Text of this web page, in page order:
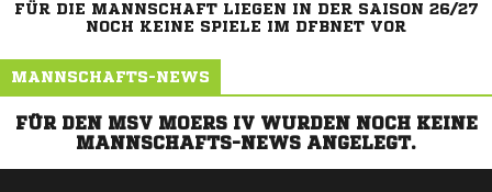
FÜR DIE MANNSCHAFT LIEGEN IN DER SAISON 26/27
NOCH KEINE SPIELE IM DFBNET VOR
MANNSCHAFTS-NEWS
FÜR DEN MSV MOERS IV WURDEN NOCH KEINE
MANNSCHAFTS-NEWS ANGELEGT.